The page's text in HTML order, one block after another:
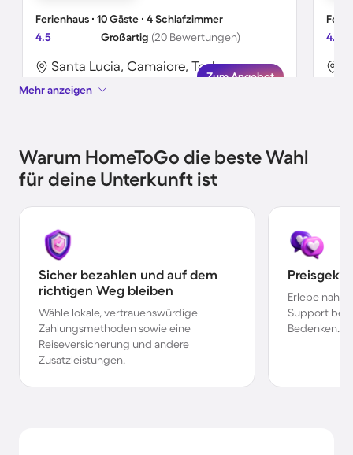
Ferienhaus ∙ 10 Gäste ∙ 4 Schlafzimmer
4.5
Großartig (20 Bewertungen)
Santa Lucia, Camaiore, Toskana
Zum Angebot
4.8
Mehr anzeigen
Warum HomeToGo die beste Wahl
für deine Unterkunft ist
Sicher bezahlen und auf dem
richtigen Weg bleiben
Wähle lokale, vertrauenswürdige
Zahlungsmethoden sowie eine
Reiseversicherung und andere
Zusatzleistungen.
Erlebe
Support bei
Bedenken.